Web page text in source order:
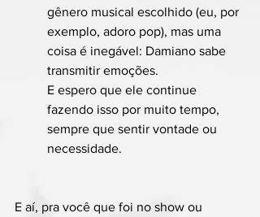
gênero musical escolhido (eu, por
exemplo, adoro pop), mas uma
coisa é inegável: Damiano sabe
transmitir emoções.
E espero que ele continue
fazendo isso por muito tempo,
sempre que sentir vontade ou
necessidade.
E aí, pra você que foi no show ou